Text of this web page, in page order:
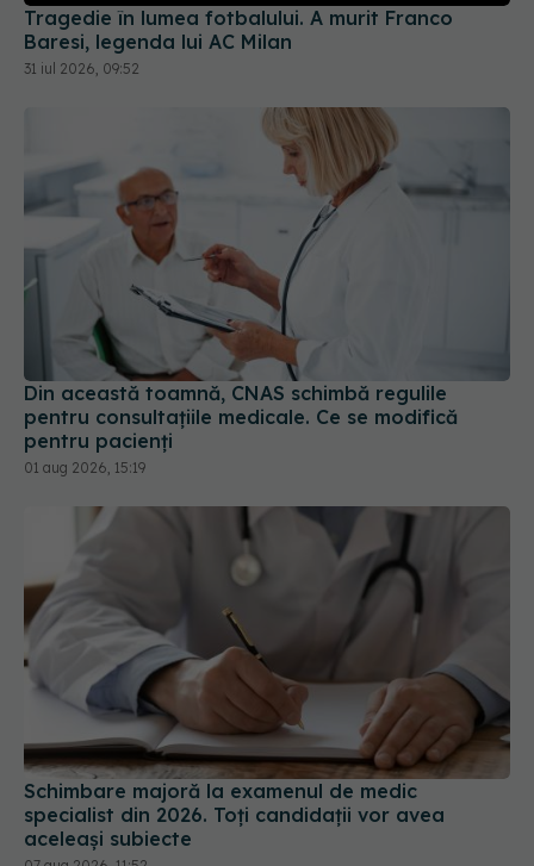
Tragedie în lumea fotbalului. A murit Franco
Baresi, legenda lui AC Milan
31 iul 2026, 09:52
Din această toamnă, CNAS schimbă regulile
pentru consultațiile medicale. Ce se modifică
pentru pacienți
01 aug 2026, 15:19
Schimbare majoră la examenul de medic
specialist din 2026. Toți candidații vor avea
aceleași subiecte